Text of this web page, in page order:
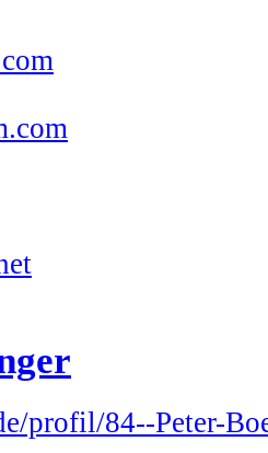
profil/84--Peter-